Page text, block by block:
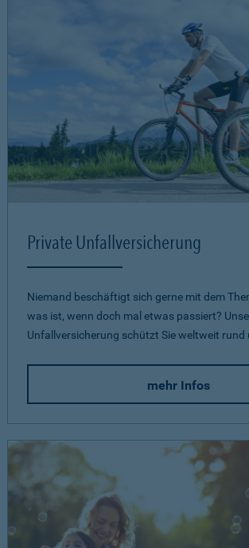
Private Unfallversicherung
Niemand beschäftigt sich gerne mit dem
was ist, wenn doch mal etwas passiert?
Unfallversicherung schützt Sie weltweit rund
mehr Infos